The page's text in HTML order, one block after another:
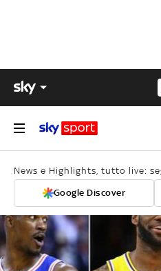
News e Highlights, tutto live:
Google Discover